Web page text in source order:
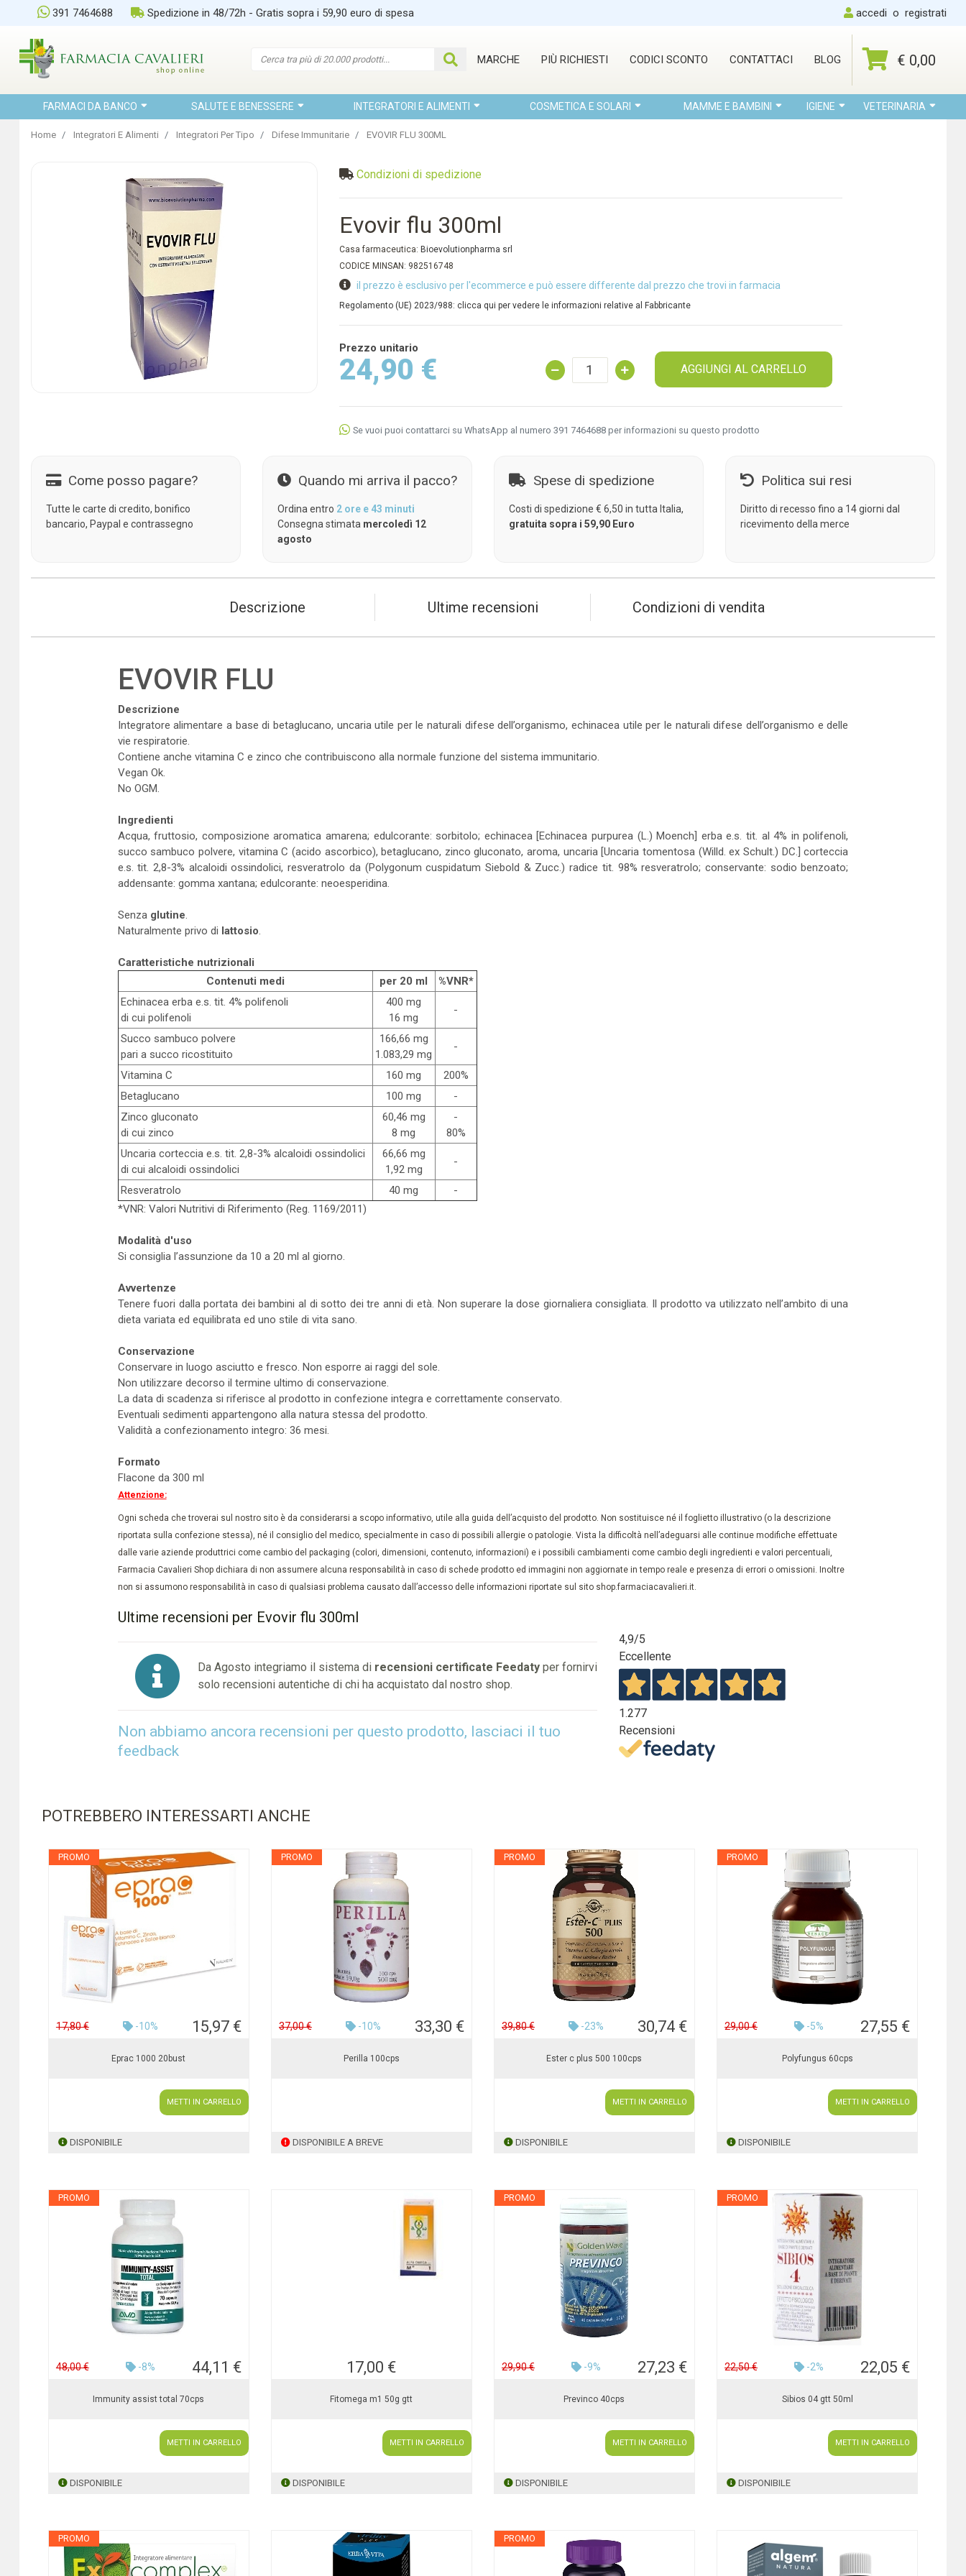
391 7464688 Spedizione in 48/72h - Gratis sopra i 59,90 euro di spesa accedi o registrati
MARCHE PIÙ RICHIESTI CODICI SCONTO CONTATTACI BLOG € 0,00
FARMACI DA BANCO SALUTE E BENESSERE INTEGRATORI E ALIMENTI COSMETICA E SOLARI MAMME E BAMBINI IGIENE VETERINARIA
Home Integratori E Alimenti Integratori Per Tipo Difese Immunitarie EVOVIR FLU 300ML
Condizioni di spedizione
Evovir flu 300ml
Casa farmaceutica: Bioevolutionpharma srl
CODICE MINSAN: 982516748
il prezzo è esclusivo per l'ecommerce e può essere differente dal prezzo che trovi in farmacia
Regolamento (UE) 2023/988: clicca qui per vedere le informazioni relative al Fabbricante
Prezzo unitario
24,90 € AGGIUNGI AL CARRELLO
Se vuoi puoi contattarci su WhatsApp al numero 391 7464688 per informazioni su questo prodotto
Come posso pagare?
Tutte le carte di credito, bonifico
bancario, Paypal e contrassegno
Quando mi arriva il pacco?
Ordina entro 2 ore e 43 minuti
Consegna stimata mercoledì 12
agosto
Spese di spedizione
Costi di spedizione € 6,50 in tutta Italia,
gratuita sopra i 59,90 Euro
Politica sui resi
Diritto di recesso fino a 14 giorni dal
ricevimento della merce
Descrizione Ultime recensioni Condizioni di vendita
EVOVIR FLU
Descrizione
Integratore alimentare a base di betaglucano, uncaria utile per le naturali difese dell’organismo, echinacea utile per le naturali difese dell’organismo e delle
vie respiratorie.
Contiene anche vitamina C e zinco che contribuiscono alla normale funzione del sistema immunitario.
Vegan Ok.
No OGM.
Ingredienti
Acqua, fruttosio, composizione aromatica amarena; edulcorante: sorbitolo; echinacea [Echinacea purpurea (L.) Moench] erba e.s. tit. al 4% in polifenoli,
succo sambuco polvere, vitamina C (acido ascorbico), betaglucano, zinco gluconato, aroma, uncaria [Uncaria tomentosa (Willd. ex Schult.) DC.] corteccia
e.s. tit. 2,8-3% alcaloidi ossindolici, resveratrolo da (Polygonum cuspidatum Siebold & Zucc.) radice tit. 98% resveratrolo; conservante: sodio benzoato;
addensante: gomma xantana; edulcorante: neoesperidina.
Senza glutine.
Naturalmente privo di lattosio.
Caratteristiche nutrizionali
Contenuti medi
per 20 ml
%VNR*
Echinacea erba e.s. tit. 4% polifenoli
di cui polifenoli
400 mg
16 mg
-
Succo sambuco polvere
pari a succo ricostituito
166,66 mg
1.083,29 mg
-
Vitamina C 160 mg
200%
Betaglucano
100 mg
-
Zinco gluconato
di cui zinco
60,46 mg
8 mg
-
80%
Uncaria corteccia e.s. tit. 2,8-3% alcaloidi ossindolici
di cui alcaloidi ossindolici
66,66 mg
1,92 mg
-
Resveratrolo 40 mg
-
*VNR: Valori Nutritivi di Riferimento (Reg. 1169/2011)
Modalità d'uso
Si consiglia l’assunzione da 10 a 20 ml al giorno.
Avvertenze
Tenere fuori dalla portata dei bambini al di sotto dei tre anni di età. Non superare la dose giornaliera consigliata. Il prodotto va utilizzato nell’ambito di una
dieta variata ed equilibrata ed uno stile di vita sano.
Conservazione
Conservare in luogo asciutto e fresco. Non esporre ai raggi del sole.
Non utilizzare decorso il termine ultimo di conservazione.
La data di scadenza si riferisce al prodotto in confezione integra e correttamente conservato.
Eventuali sedimenti appartengono alla natura stessa del prodotto.
Validità a confezionamento integro: 36 mesi.
Formato
Flacone da 300 ml
Attenzione:
Ogni scheda che troverai sul nostro sito è da considerarsi a scopo informativo, utile alla guida dell’acquisto del prodotto. Non sostituisce né il foglietto illustrativo (o la descrizione
riportata sulla confezione stessa), né il consiglio del medico, specialmente in caso di possibili allergie o patologie. Vista la difficoltà nell’adeguarsi alle continue modifiche effettuate
dalle varie aziende produttrici come cambio del packaging (colori, dimensioni, contenuto, informazioni) e i possibili cambiamenti come cambio degli ingredienti e valori percentuali,
Farmacia Cavalieri Shop dichiara di non assumere alcuna responsabilità in caso di schede prodotto ed immagini non aggiornate in tempo reale e presenza di errori o omissioni. Inoltre
non si assumono responsabilità in caso di qualsiasi problema causato dall’accesso delle informazioni riportate sul sito shop.farmaciacavalieri.it.
Ultime recensioni per Evovir flu 300ml
Da Agosto integriamo il sistema di recensioni certificate Feedatyper fornirvi
solo recensioni autentiche di chi ha acquistato dal nostro shop.
Non abbiamo ancora recensioni per questo prodotto, lasciaci il tuo
feedback
4,9/5
Eccellente
1.277
Recensioni
POTREBBERO INTERESSARTI ANCHE
PROMO
17,80 € -10% 15,97 €
Eprac 1000 20bust
METTI IN CARRELLO
DISPONIBILE
PROMO
37,00 € -10% 33,30 €
Perilla 100cps
DISPONIBILE A BREVE
PROMO
39,80 € -23% 30,74 €
Ester c plus 500 100cps
METTI IN CARRELLO
DISPONIBILE
PROMO
29,00 € -5% 27,55 €
Polyfungus 60cps
METTI IN CARRELLO
DISPONIBILE
PROMO
48,00 € -8% 44,11 €
Immunity assist total 70cps
METTI IN CARRELLO
DISPONIBILE
17,00 €
Fitomega m1 50g gtt
METTI IN CARRELLO
DISPONIBILE
PROMO
29,90 € -9% 27,23 €
Previnco 40cps
METTI IN CARRELLO
DISPONIBILE
PROMO
22,50 € -2% 22,05 €
Sibios 04 gtt 50ml
METTI IN CARRELLO
DISPONIBILE
PROMO PROMO